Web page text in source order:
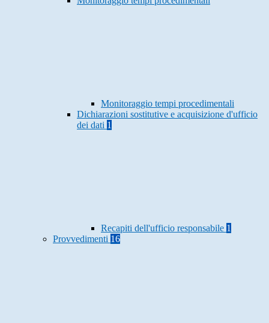
Monitoraggio tempi procedimentali
Dichiarazioni sostitutive e acquisizione d'ufficio
dei dati 1
Recapiti dell'ufficio responsabile 1
Provvedimenti 16